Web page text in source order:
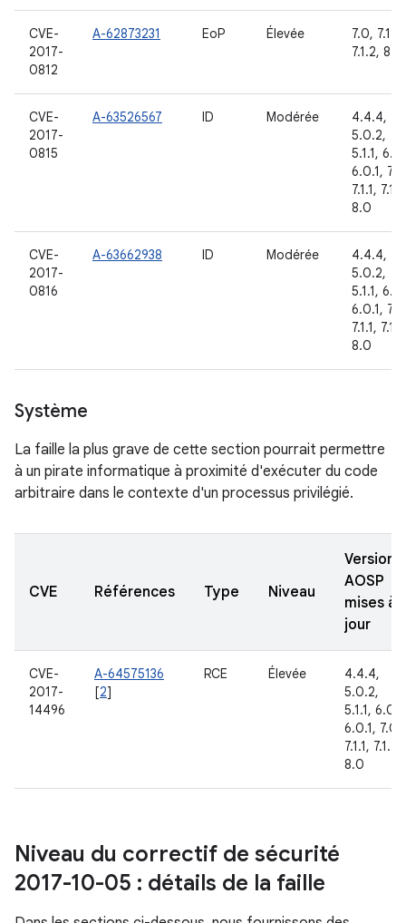
CVE-
2017-
0812
A-62873231 EoP Élevée
7.0, 7.1.1,
7.1.2, 8.0
CVE-
2017-
0815
A-63526567 ID Modérée
4.4.4,
5.0.2,
5.1.1, 6.0,
6.0.1,
7.1.1,
8.0
CVE-
2017-
0816
A-63662938 ID Modérée
4.4.4,
5.0.2,
5.1.1, 6.0,
6.0.1,
7.1.1,
8.0
Système
La faille la plus grave de cette section pourrait permettre
à un pirate informatique à proximité d'exécuter du code
arbitraire dans le contexte d'un processus privilégié.
CVE Références Type Niveau
Versions
AOSP
mises à
jour
CVE-
2017-
14496
A-64575136
[2]
RCE Élevée
4.4.4,
5.0.2,
5.1.1, 6.0,
6.0.1, 7.0,
7.1.1, 7.1.2,
8.0
Niveau du correctif de sécurité
2017-10-05 : détails de la faille